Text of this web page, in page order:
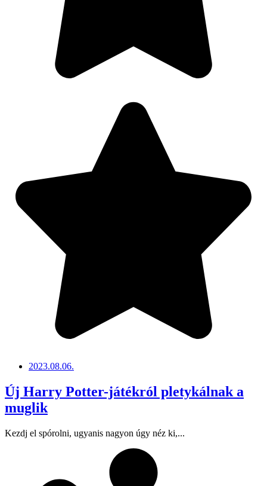
2023.08.06.
Új Harry Potter-játékról pletykálnak a
muglik
Kezdj el spórolni, ugyanis nagyon úgy néz ki,...